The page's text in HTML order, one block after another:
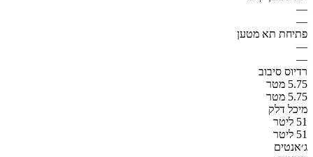
—
—
פתיחת תא מטען
—
—
רדיוס סיבוב
5.75 מטר
5.75 מטר
מיכל דלק
51 ליטר
51 ליטר
ג׳אנטים